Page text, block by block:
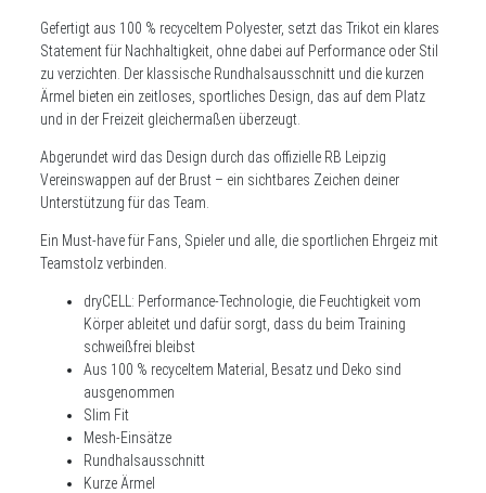
Gefertigt aus 100 % recyceltem Polyester, setzt das Trikot ein klares
Statement für Nachhaltigkeit, ohne dabei auf Performance oder Stil
zu verzichten. Der klassische Rundhalsausschnitt und die kurzen
Ärmel bieten ein zeitloses, sportliches Design, das auf dem Platz
und in der Freizeit gleichermaßen überzeugt.
Abgerundet wird das Design durch das offizielle RB Leipzig
Vereinswappen auf der Brust – ein sichtbares Zeichen deiner
Unterstützung für das Team.
Ein Must-have für Fans, Spieler und alle, die sportlichen Ehrgeiz mit
Teamstolz verbinden.
dryCELL: Performance-Technologie, die Feuchtigkeit vom
Körper ableitet und dafür sorgt, dass du beim Training
schweißfrei bleibst
Aus 100 % recyceltem Material, Besatz und Deko sind
ausgenommen
Slim Fit
Mesh-Einsätze
Rundhalsausschnitt
Kurze Ärmel